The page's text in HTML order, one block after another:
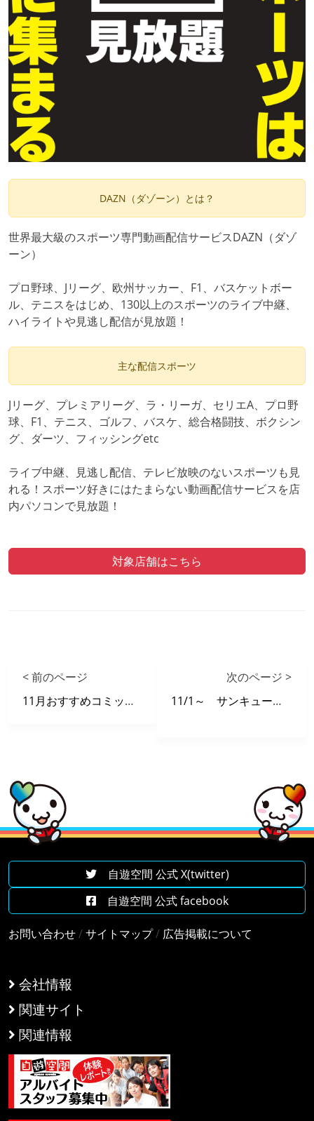
DAZN（ダゾーン）とは？
世界最大級のスポーツ専門動画配信サービスDAZN（ダゾ
ーン）
プロ野球、Jリーグ、欧州サッカー、F1、バスケットボー
ル、テニスをはじめ、130以上のスポーツのライブ中継、
ハイライトや見逃し配信が見放題！
主な配信スポーツ
Jリーグ、プレミアリーグ、ラ・リーガ、セリエA、プロ野
球、F1、テニス、ゴルフ、バスケ、総合格闘技、ボクシン
グ、ダーツ、フィッシングetc
ライブ中継、見逃し配信、テレビ放映のないスポーツも見
れる！スポーツ好きにはたまらない動画配信サービスを店
内パソコンで見放題！
対象店舗はこちら
< 前のページ
11月おすすめコミックリスト
次のページ >
11/1～ サンキューフェア第一弾
会社情報
関連サイト
関連情報
自遊空間 公式 X(twitter)
自遊空間 公式 facebook
お問い合わせ/サイトマップ/ 広告掲載について